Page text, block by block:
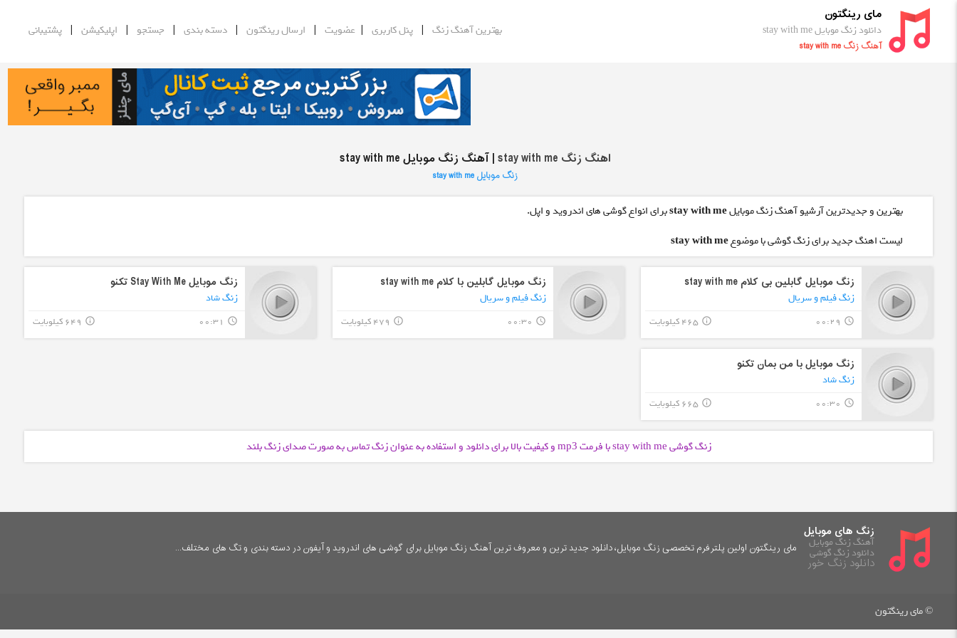
مای رینگتون
دانلود زنگ موبایل stay with me
آهنگ زنگ stay with me
بهترین آهنگ زنگ |پنل کاربری | عضویت | ارسال رینگتون |دسته بندی | جستجو | اپلیکیشن |پشتیبانی
اهنگ زنگ stay with me | آهنگ زنگ موبایل stay with me
زنگ موبایل stay with me
بهترین و جدیدترین آرشیو آهنگ زنگ موبایلstay with meبرای انواع گوشی های اندروید و اپل.
لیست اهنگ جدید برای زنگ گوشی با موضوعstay with me
زنگ موبایل گابلین بی کلام stay with me
زنگ فیلم و سریال
query_builder
00:29 465 کیلوبایتinfo_outline
زنگ موبایل گابلین با کلام stay with me
زنگ فیلم و سریال
query_builder
00:30 479 کیلوبایت info_outline
زنگ موبایل Stay With Me تکنو
زنگ شاد
query_builder
00:31 649 کیلوبایت info_outline
زنگ موبایل با من بمان تکنو
زنگ شاد
query_builder
00:30 665 کیلوبایتinfo_outline
زنگ گوشی stay with me با فرمت mp3 و کیفیت بالا برای دانلود و استفاده به عنوان زنگ تماس به صورت صدای زنگ بلند
زنگ های موبایل
آهنگ زنگ موبایل
دانلود زنگ گوشی
دانلود زنگ خور
مای رینگتون اولین پلترفرم تخصصی زنگ موبایل، دانلود جدید ترین و معروف ترین آهنگ زنگ موبایل برای گوشی های اندروید و آیفون در دسته بندی و تگ های مختلف...
© مای رینگتون